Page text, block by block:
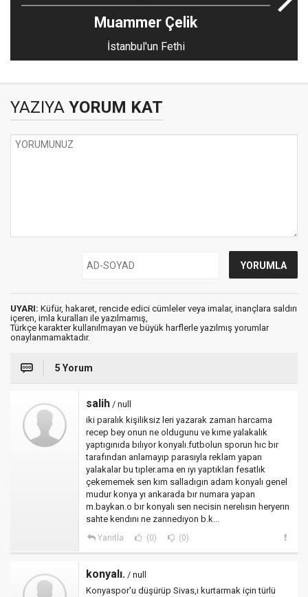
Muammer Çelik
İstanbul'un Fethi
YAZIYA YORUM KAT
UYARI: Küfür, hakaret, rencide edici cümleler veya imalar, inançlara saldırı
içeren, imla kuralları ile yazılmamış,
Türkçe karakter kullanılmayan ve büyük harflerle yazılmış yorumlar
onaylanmamaktadır.
5 Yorum
salih / null
iki paralık kişiliksiz leri yazarak zaman harcama
recep bey onun ne oldugunu ve kıme yalakalık
yaptıgınıda bılıyor konyalı.futbolun sporun hıc bır
tarafından anlamayıp parasıyla reklam yapan
yalakalar bu tıpler.ama en ıyı yaptıkları fesatlık
çekememek sen kım salladıgın adam konyalı genel
mudur konya yı ankarada bır numara yapan
m.baykan.o bır konyalı sen necisin nerelısın heryerın
sahte kendını ne zannedıyon b.k...
Yanıtla (0) (0)
konyalı. / null
Konyaspor'u düşürüp Sivas,ı kurtarmak için türlü